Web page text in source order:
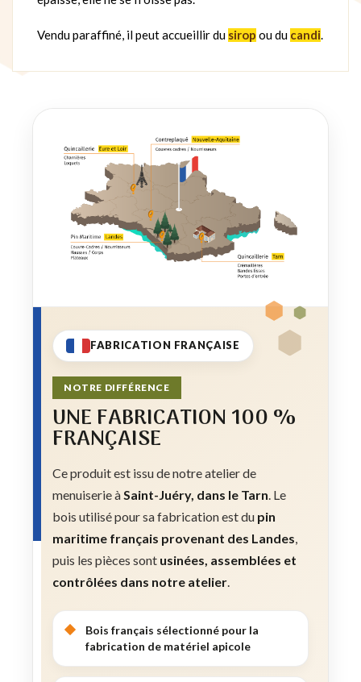
Vendu paraffiné, il peut accueillir du sirop ou du candi.
FABRICATION FRANÇAISE
NOTRE DIFFÉRENCE
UNE FABRICATION 100 %
FRANÇAISE
Ce produit est issu de notre atelier de
menuiserie à Saint-Juéry, dans le Tarn . Le
bois utilisé pour sa fabrication est du pin
maritime français provenant des Landes
puis les pièces sont usinées, assemblées et
contrôlées dans notre atelier
Bois français sélectionné pour la
fabrication de matériel apicole